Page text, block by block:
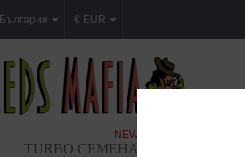
България € EUR
TURBO СЕМЕНА
NEW